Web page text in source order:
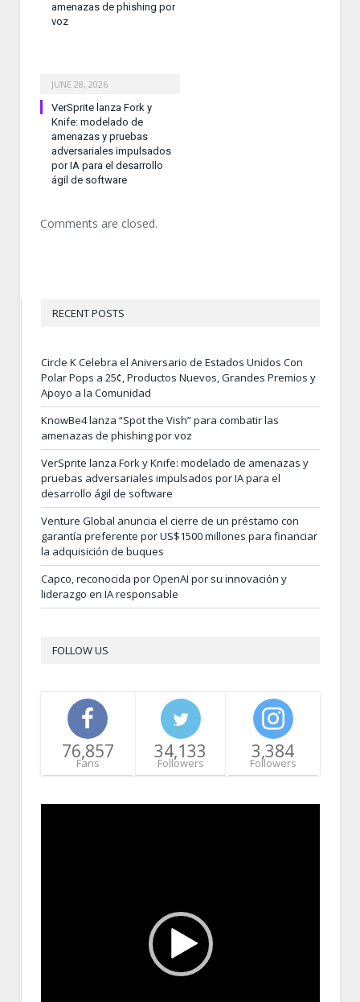
amenazas de phishing por
voz
JUNE 28, 2026
VerSprite lanza Fork y
Knife: modelado de
amenazas y pruebas
adversariales impulsados
por IA para el desarrollo
ágil de software
Comments are closed.
RECENT POSTS
Circle K Celebra el Aniversario de Estados Unidos Con
Polar Pops a 25¢, Productos Nuevos, Grandes Premios y
Apoyo a la Comunidad
KnowBe4 lanza “Spot the Vish” para combatir las
amenazas de phishing por voz
VerSprite lanza Fork y Knife: modelado de amenazas y
pruebas adversariales impulsados por IA para el
desarrollo ágil de software
Venture Global anuncia el cierre de un préstamo con
garantía preferente por US$1500 millones para financiar
la adquisición de buques
Capco, reconocida por OpenAI por su innovación y
liderazgo en IA responsable
FOLLOW US
76,857
Fans
34,133
Followers
3,384
Followers